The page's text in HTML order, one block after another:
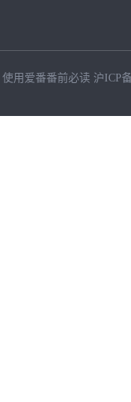
使用爱番番前必读 沪ICP